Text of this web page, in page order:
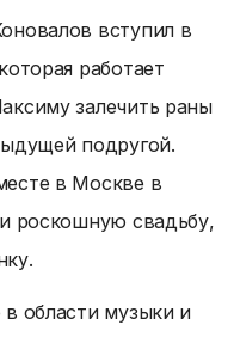
вступил в
работает
залечить раны
подругой.
в Москве в
роскошную свадьбу,
области музыки и